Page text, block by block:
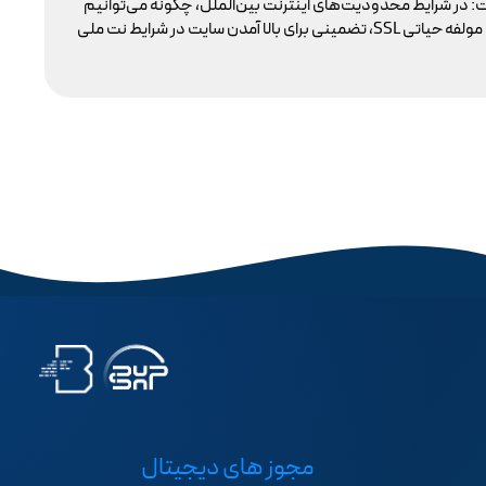
پایداری دسترسی کاربران داخلی به سایت خود را تضمین کنیم؟ بسیاری گمان می‌کنند تنها دامنه .ir کافی است، اما حقیقت این است که بدون توجه به مولفه حیاتی SSL، تضمینی برای بالا آمدن سایت در شرایط نت ملی
مجوز های دیجیتال